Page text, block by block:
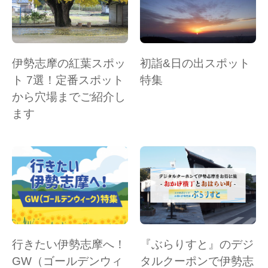
伊勢志摩の紅葉スポッ
ト 7選！定番スポット
から穴場までご紹介し
ます
初詣&日の出スポット
特集
行きたい伊勢志摩へ！
GW（ゴールデンウィ
『ぶらりすと』のデジ
タルクーポンで伊勢志